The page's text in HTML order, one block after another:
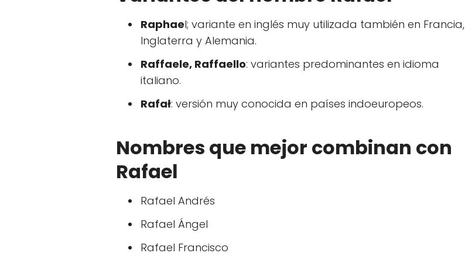
Raphael; variante en inglés muy utilizada también en Francia,
Inglaterra y Alemania.
Raffaele, Raffaello: variantes predominantes en idioma
italiano.
Rafał: versión muy conocida en países indoeuropeos.
Nombres que mejor combinan con
Rafael
Rafael Andrés
Rafael Ángel
Rafael Francisco